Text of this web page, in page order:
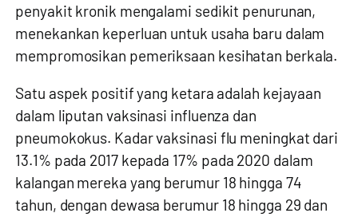
penyakit kronik mengalami sedikit penurunan,
menekankan keperluan untuk usaha baru dalam
mempromosikan pemeriksaan kesihatan berkala.
Satu aspek positif yang ketara adalah kejayaan
dalam liputan vaksinasi influenza dan
pneumokokus. Kadar vaksinasi flu meningkat dari
13.1% pada 2017 kepada 17% pada 2020 dalam
kalangan mereka yang berumur 18 hingga 74
tahun, dengan dewasa berumur 18 hingga 29 dan